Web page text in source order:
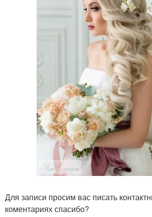
Для записи просим вас писать
коментариях спасибо?